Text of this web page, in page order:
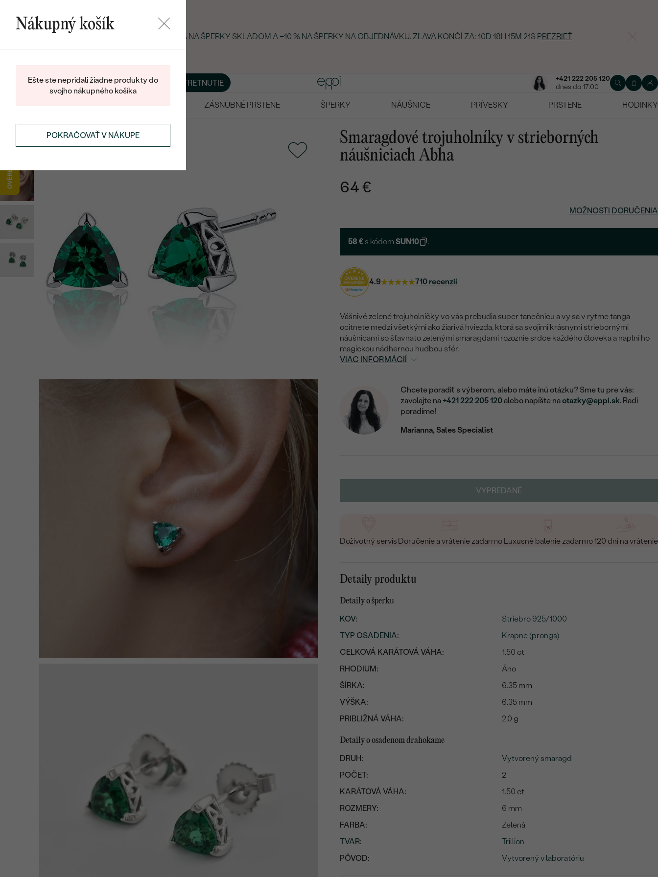
LETNÝ BLACK FRIDAY: −25 % NA ŠPERKY SKLADOM A −10 % NA ŠPERKY NA OBJEDNÁVKU. ZĽAVA KONČÍ ZA: 10D 18H 15M 20S PREZRIEŤ
BLOGŠPERKY NA MIERU DOHODNÚŤ STRETNUTIE
+421 222 205 120
dnes do 17:00
ZÁSNUBNÉ PRSTENE ŠPERKY NÁUŠNICE PRÍVESKY PRSTENE
HODINKY
NÁUŠNICESTRIEBORNÉ NÁUŠNICE
Smaragdové trojuholníky v strieborných
náušniciach Abha
64 €
MOŽNOSTI DORUČENIA
58 € s kódomSUN10 .
4.9 710 recenzií
Vášnivé zelené trojuholníčky vo vás prebudia super tanečnicu a vy sa v rytme tanga
ocitnete medzi všetkými ako žiarivá hviezda, ktorá sa svojimi krásnymi striebornými
náušnicami so šťavnato zelenými smaragdami rozoznie srdce každého človeka a naplní ho
magickou nádhernou hudbou sfér.
VIAC INFORMÁCIÍ
Chcete poradiť s výberom, alebo máte inú otázku? Sme tu pre vás:
zavolajte na +421 222 205 120alebo napíšte naotazky@eppi.sk. Radi
poradíme!
Marianna, Sales Specialist
VYPREDANÉ
Doživotný servis Doručenie a vrátenie zadarmo Luxusné balenie zadarmo120 dní na vrátenie
Detaily produktu
Detaily o šperku
KOV:
Striebro 925/1000
TYP OSADENIA:
Krapne (prongs)
CELKOVÁ KARÁTOVÁ VÁHA:
1.50 ct
RHODIUM:
Áno
ŠÍRKA:
6.35 mm
VÝŠKA:
6.35 mm
PRIBLIŽNÁ VÁHA:
2.0 g
Detaily o osadenom drahokame
DRUH:
Vytvorený smaragd
POČET:
2
KARÁTOVÁ VÁHA:
1.50 ct
ROZMERY:
6 mm
FARBA:
Zelená
TVAR:
Trillion
PÔVOD:
Vytvorený v laboratóriu
Nákupný košík
Ešte ste nepridali žiadne produkty do
svojho nákupného košíka
POKRAČOVAŤ V NÁKUPE